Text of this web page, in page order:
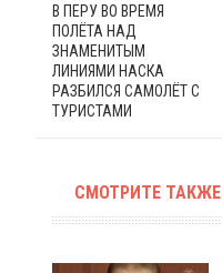
В ПЕРУ ВО ВРЕМЯ
ПОЛЁТА НАД
ЗНАМЕНИТЫМ
ЛИНИЯМИ НАСКА
РАЗБИЛСЯ САМОЛЁТ С
ТУРИСТАМИ
СМОТРИТЕ